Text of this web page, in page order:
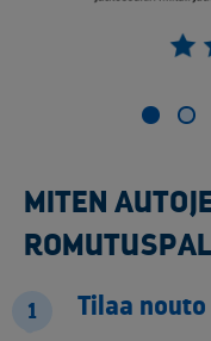
MITEN
1 Tilaa nouto